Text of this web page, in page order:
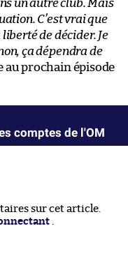
un autre club. Mais
C’est vrai que
liberté de décider. Je
ça dépendra de
au prochain épisode
comptes de l'OM
sur cet article.
.